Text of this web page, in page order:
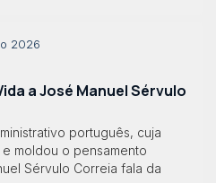
2026
a José Manuel Sérvulo
português, cuja
moldou o pensamento
Sérvulo Correia fala da